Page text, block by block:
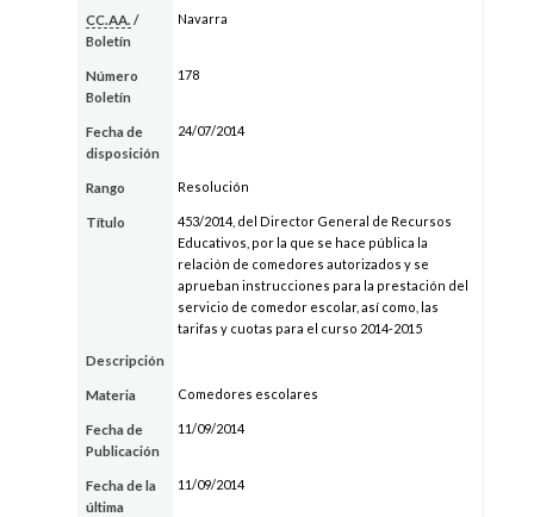
CC.AA. /
Boletín
Navarra
Número
Boletín
178
Fecha de
disposición
24/07/2014
Rango Resolución
Título
453/2014, del Director General de Recursos
Educativos, por la que se hace pública la
relación de comedores autorizados y se
aprueban instrucciones para la prestación del
servicio de comedor escolar, así como, las
tarifas y cuotas para el curso 2014-2015
Descripción
Materia Comedores escolares
Fecha de
Publicación
11/09/2014
Fecha de la
última
11/09/2014